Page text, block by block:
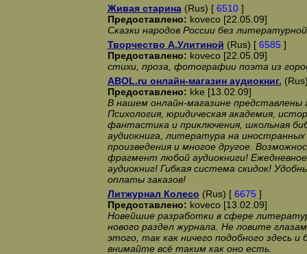
Живая старина(Rus) [ 6510]
Предоставлено: koveco [22.05.09]
Сказки народов России без
Творчество А.Улитиной (Rus) [ 6585 ]
Предоставлено: koveco [22.05.09]
стихи, проза, фотографии поэта из
ABOL.ru онлайн-магазин аудиокниг.
Предоставлено: kke [13.02.09]
В нашем онлайн-магазине представлены
Психология, юридическая академия,
фантастика и приключения, школьная
аудиокнига, литература на иностранных
произведения и многое другое.
фрагмент любой аудиокниги!
аудиокниг! Гибкая система скидок!
оплаты заказов!
Литжурнал Колесо (Rus) [ 6675 ]
Предоставлено: koveco [13.02.09]
Новейшие разработки в сфере
нового раздел журнала. Не ловите
этого, так как ничего подобного здесь
внимайте всё таким как оно есть.